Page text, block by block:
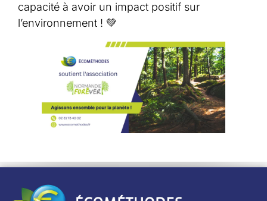
capacité à avoir un impact positif sur
l’environnement ! 💚